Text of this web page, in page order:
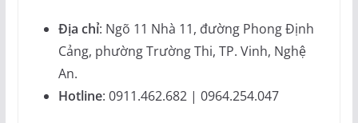
Địa chỉ: Ngõ 11 Nhà 11, đường Phong Định
Cảng, phường Trường Thi, TP. Vinh, Nghệ
An.
Hotline: 0911.462.682 | 0964.254.047